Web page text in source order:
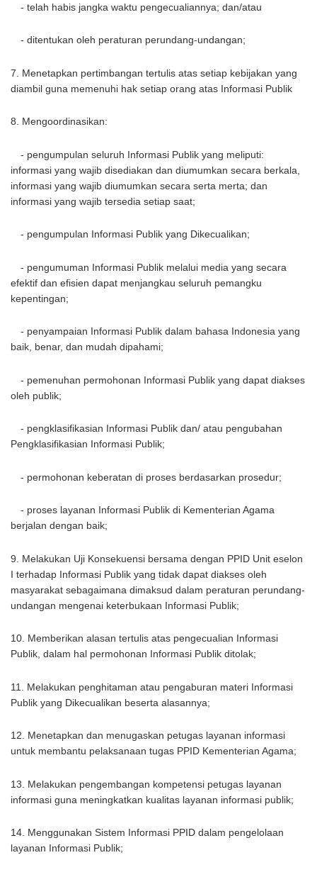
- telah habis jangka waktu pengecualiannya; dan/atau
- ditentukan oleh peraturan perundang-undangan;
7. Menetapkan pertimbangan tertulis atas setiap kebijakan yang
diambil guna memenuhi hak setiap orang atas Informasi Publik
8. Mengoordinasikan:
- pengumpulan seluruh Informasi Publik yang meliputi:
informasi yang wajib disediakan dan diumumkan secara berkala,
informasi yang wajib diumumkan secara serta merta; dan
informasi yang wajib tersedia setiap saat;
- pengumpulan Informasi Publik yang Dikecualikan;
- pengumuman Informasi Publik melalui media yang secara
efektif dan efisien dapat menjangkau seluruh pemangku
kepentingan;
- penyampaian Informasi Publik dalam bahasa Indonesia yang
baik, benar, dan mudah dipahami;
- pemenuhan permohonan Informasi Publik yang dapat diakses
oleh publik;
- pengklasifikasian Informasi Publik dan/ atau pengubahan
Pengklasifikasian Informasi Publik;
- permohonan keberatan di proses berdasarkan prosedur;
- proses layanan Informasi Publik di Kementerian Agama
berjalan dengan baik;
9. Melakukan Uji Konsekuensi bersama dengan PPID Unit eselon
I terhadap Informasi Publik yang tidak dapat diakses oleh
masyarakat sebagaimana dimaksud dalam peraturan perundang-
undangan mengenai keterbukaan Informasi Publik;
10. Memberikan alasan tertulis atas pengecualian Informasi
Publik, dalam hal permohonan Informasi Publik ditolak;
11. Melakukan penghitaman atau pengaburan materi Informasi
Publik yang Dikecualikan beserta alasannya;
12. Menetapkan dan menugaskan petugas layanan informasi
untuk membantu pelaksanaan tugas PPID Kementerian Agama;
13. Melakukan pengembangan kompetensi petugas layanan
informasi guna meningkatkan kualitas layanan informasi publik;
14. Menggunakan Sistem Informasi PPID dalam pengelolaan
layanan Informasi Publik;